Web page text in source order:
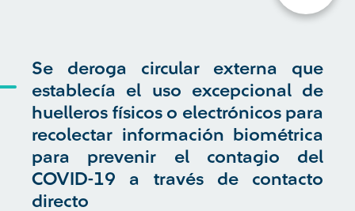
Se deroga circular externa que
establecía el uso excepcional de
huelleros físicos o electrónicos para
recolectar información biométrica
para prevenir el contagio del
COVID-19 a través de contacto
directo